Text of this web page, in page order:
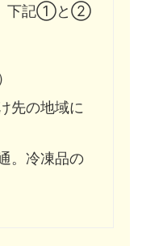
下記①と②
先の地域に
。冷凍品の